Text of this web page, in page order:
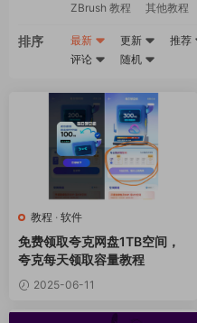
ZBrush 教程
其他教程
排序 最新 更新 推荐
评论
随机
教程 · 软件
免费领取夸克网盘1TB空间，
夸克每天领取容量教程
2025-06-11